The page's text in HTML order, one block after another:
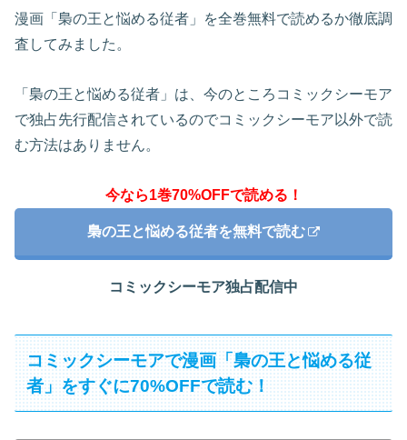
漫画「梟の王と悩める従者」を全巻無料で読めるか徹底調
査してみました。
「梟の王と悩める従者」は、今のところコミックシーモア
で独占先行配信されているのでコミックシーモア以外で読
む方法はありません。
今なら1巻70%OFFで読める！
梟の王と悩める従者を無料で読む
コミックシーモア独占配信中
コミックシーモアで漫画「梟の王と悩める従
者」をすぐに70%OFFで読む！